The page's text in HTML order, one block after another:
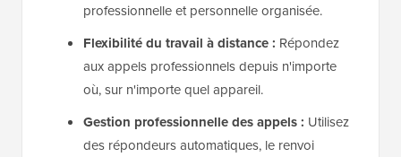
professionnelle et personnelle organisée.
Flexibilité du travail à distance : Répondez
aux appels professionnels depuis n'importe
où, sur n'importe quel appareil.
Gestion professionnelle des appels : Utilisez
des répondeurs automatiques, le renvoi